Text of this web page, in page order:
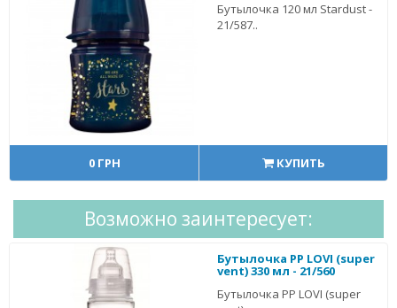
Бутылочка 120 мл Stardust -
21/587..
0 ГРН КУПИТЬ
Возможно заинтересует:
Бутылочка PP LOVI (super
vent) 330 мл - 21/560
Бутылочка PP LOVI (super